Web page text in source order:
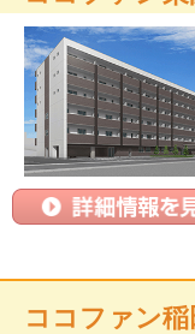
ココファン稲